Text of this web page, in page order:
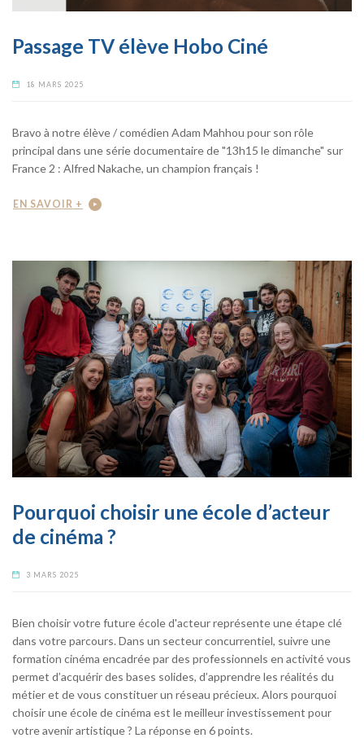
Passage TV élève Hobo Ciné
18 MARS 2025
Bravo à notre élève / comédien Adam Mahhou pour son rôle
principal dans une série documentaire de "13h15 le dimanche" sur
France 2 : Alfred Nakache, un champion français !
EN SAVOIR +
Pourquoi choisir une école d’acteur
de cinéma ?
3 MARS 2025
Bien choisir votre future école d'acteur représente une étape clé
dans votre parcours. Dans un secteur concurrentiel, suivre une
formation cinéma encadrée par des professionnels en activité vous
permet d’acquérir des bases solides, d’apprendre les réalités du
métier et de vous constituer un réseau précieux. Alors pourquoi
choisir une école de cinéma est le meilleur investissement pour
votre avenir artistique ? La réponse en 6 points.